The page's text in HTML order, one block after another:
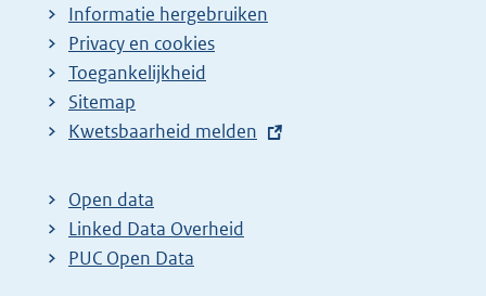
Informatie hergebruiken
Privacy en cookies
Toegankelijkheid
Sitemap
E
t
e
r
Kwetsbaarheid melden
Open data
Linked Data Overheid
PUC Open Data